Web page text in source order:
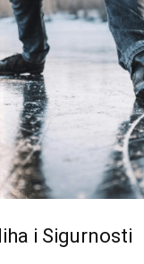
i Sigurnosti